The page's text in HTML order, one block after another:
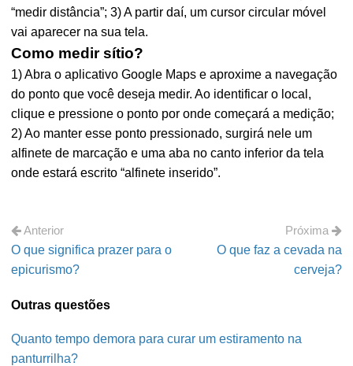
“medir distância”; 3) A partir daí, um cursor circular móvel
vai aparecer na sua tela.
Como medir sítio?
1) Abra o aplicativo Google Maps e aproxime a navegação
do ponto que você deseja medir. Ao identificar o local,
clique e pressione o ponto por onde começará a medição;
2) Ao manter esse ponto pressionado, surgirá nele um
alfinete de marcação e uma aba no canto inferior da tela
onde estará escrito “alfinete inserido”.
Anterior
O que significa prazer para o
epicurismo?
Próxima
O que faz a cevada na
cerveja?
Outras questões
Quanto tempo demora para curar um estiramento na
panturrilha?